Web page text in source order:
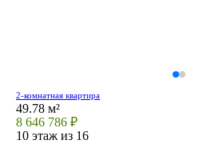
2-комнатная квартира
49.78 м²
8 646 786 ₽
10 этаж из 16